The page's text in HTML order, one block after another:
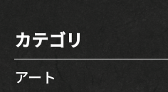
カテゴリ
アート